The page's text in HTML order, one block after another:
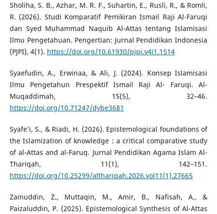
Sholiha, S. B., Azhar, M. R. F., Suhartin, E., Rusli, R., & Romli,
R. (2026). Studi Komparatif Pemikiran Ismail Raji Al-Faruqi
dan Syed Muhammad Naquib Al-Attas tentang Islamisasi
Ilmu Pengetahuan. Pengertian: Jurnal Pendidikan Indonesia
(PJPI), 4(1). https://doi.org/10.61930/pjpi.v4i1.1514
Syaefudin, A., Erwinaa, & Ali, J. (2024). Konsep Islamisasi
Ilmu Pengetahun Prespektif Ismail Raji Al- Faruqi. Al-
Muqaddimah, 15(5), 32–46.
https://doi.org/10.71247/dybe3681
Syafe’i, S., & Riadi, H. (2026). Epistemological foundations of
the Islamization of knowledge : a critical comparative study
of al-Attas and al-Faruq. Jurnal Pendidikan Agama Islam Al-
Thariqah, 11(1), 142–151.
https://doi.org/10.25299/althariqah.2026.vol11(1).27665
Zainuddin, Z., Muttaqin, M., Amir, B., Nafisah, A., &
Paizaluddin, P. (2025). Epistemological Synthesis of Al-Attas